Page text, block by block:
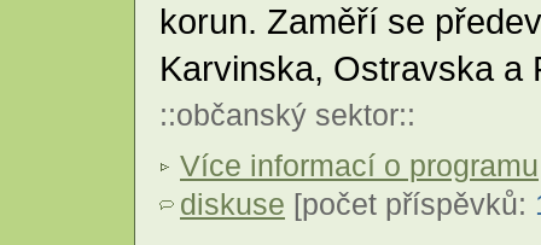
korun. Zaměří se
Karvinska, Ostravska
::občanský sektor::
Více informací o programu
diskuse [počet příspěvků: